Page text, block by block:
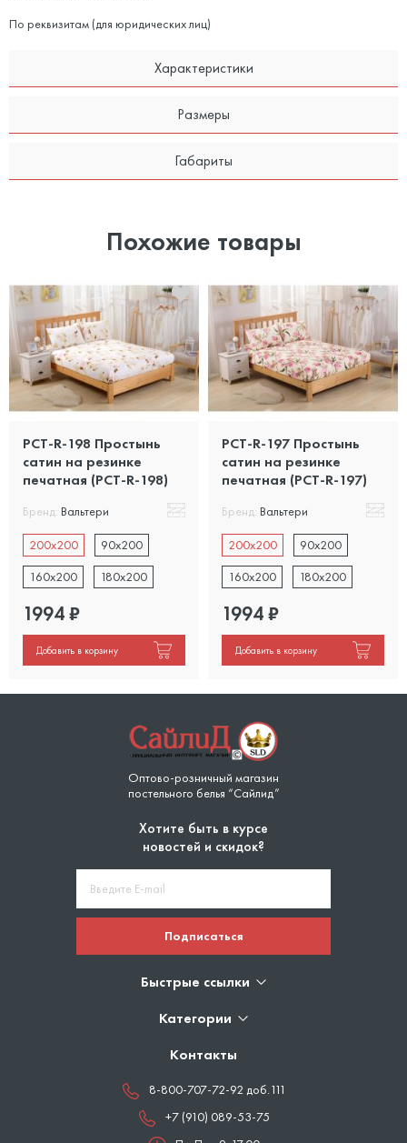
По реквизитам (для юридических лиц)
Характеристики
Размеры
Габариты
Похожие товары
PCT-R-198 Простынь
сатин на резинке
печатная (PCT-R-198)
Бренд: Вальтери
200х200
90x200
160x200
180x200
1994₽
Добавить в корзину
PCT-R-197 Простынь
сатин на резинке
печатная (PCT-R-197)
Бренд: Вальтери
200х200
90x200
160x200
180x200
1994₽
Добавить в корзину
Оптово-розничный магазин
постельного белья “Сайлид”
Хотите быть в курсе
новостей и скидок?
Подписаться
Быстрые ссылки
Категории
Контакты
8-800-707-72-92 доб.111
+7 (910) 089-53-75